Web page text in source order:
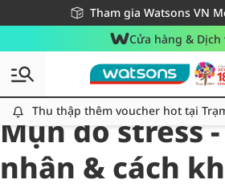
Tham gia Watsons VN
Miễn phí giao hàng cho đơn
Giao hàng nhanh 24h - Áp dụng
Cửa hàng & Dịch
Thu thập thêm voucher hot tại Trạm Voucher
Thu thập thêm voucher hot tại
All
Chăm Sóc Cá Nhân
Mụn do stress
nhân & cách